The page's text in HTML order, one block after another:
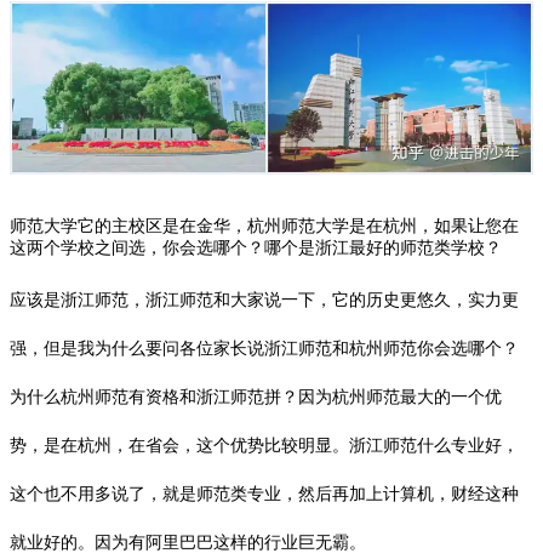
师范大学它的主校区是在金华，杭州师范大学是在杭州，如果让您在
这两个学校之间选，你会选哪个？哪个是浙江最好的师范类学校？
应该是浙江师范，浙江师范和大家说一下，它的历史更悠久，实力更
强，但是我为什么要问各位家长说浙江师范和杭州师范你会选哪个？
为什么杭州师范有资格和浙江师范拼？因为杭州师范最大的一个优
势，是在杭州，在省会，这个优势比较明显。浙江师范什么专业好，
这个也不用多说了，就是师范类专业，然后再加上计算机，财经这种
就业好的。因为有阿里巴巴这样的行业巨无霸。